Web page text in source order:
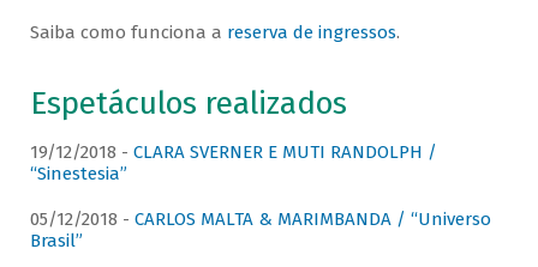
Saiba como funciona a reserva de ingressos.
Espetáculos realizados
19/12/2018 - CLARA SVERNER E MUTI RANDOLPH /
“Sinestesia”
05/12/2018 - CARLOS MALTA & MARIMBANDA / “Universo
Brasil”